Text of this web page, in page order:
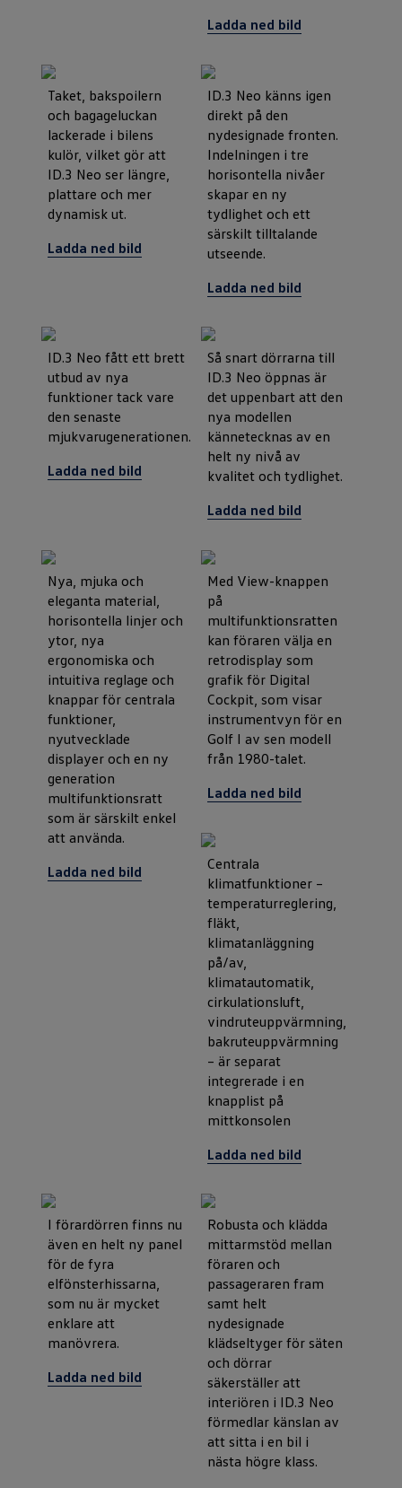
Ladda ned bild
Taket, bakspoilern
och bagageluckan
lackerade i bilens
kulör, vilket gör att
ID.3 Neo ser längre,
plattare och mer
dynamisk ut.
Ladda ned bild
ID.3 Neo känns igen
direkt på den
nydesignade fronten.
Indelningen i tre
horisontella nivåer
skapar en ny
tydlighet och ett
särskilt tilltalande
utseende.
Ladda ned bild
ID.3 Neo fått ett brett
utbud av nya
funktioner tack vare
den senaste
mjukvarugenerationen.
Ladda ned bild
Så snart dörrarna till
ID.3 Neo öppnas är
det uppenbart att den
nya modellen
kännetecknas av en
helt ny nivå av
kvalitet och tydlighet.
Ladda ned bild
Nya, mjuka och
eleganta material,
horisontella linjer och
ytor, nya
ergonomiska och
intuitiva reglage och
knappar för centrala
funktioner,
nyutvecklade
displayer och en ny
generation
multifunktionsratt
som är särskilt enkel
att använda.
Ladda ned bild
Med View-knappen
på
multifunktionsratten
kan föraren välja en
retrodisplay som
grafik för Digital
Cockpit, som visar
instrumentvyn för en
Golf I av sen modell
från 1980-talet.
Ladda ned bild
Centrala
klimatfunktioner –
temperaturreglering,
fläkt,
klimatanläggning
på/av,
klimatautomatik,
cirkulationsluft,
vindruteuppvärmning,
bakruteuppvärmning
– är separat
integrerade i en
knapplist på
mittkonsolen
Ladda ned bild
I förardörren finns nu
även en helt ny panel
för de fyra
elfönsterhissarna,
som nu är mycket
enklare att
manövrera.
Ladda ned bild
Robusta och klädda
mittarmstöd mellan
föraren och
passageraren fram
samt helt
nydesignade
klädseltyger för säten
och dörrar
säkerställer att
interiören i ID.3 Neo
förmedlar känslan av
att sitta i en bil i
nästa högre klass.